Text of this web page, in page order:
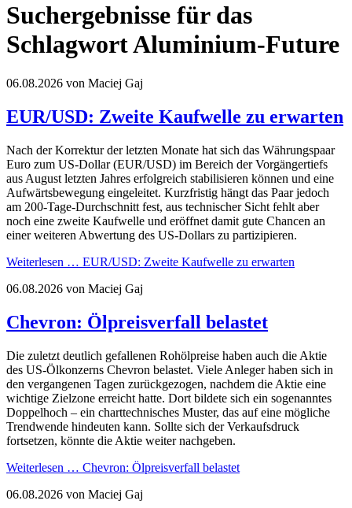
Suchergebnisse für das
Schlagwort Aluminium-Future
06.08.2026 von Maciej Gaj
EUR/USD: Zweite Kaufwelle zu erwarten
Nach der Korrektur der letzten Monate hat sich das Währungspaar
Euro zum US-Dollar (EUR/USD) im Bereich der Vorgängertiefs
aus August letzten Jahres erfolgreich stabilisieren können und eine
Aufwärtsbewegung eingeleitet. Kurzfristig hängt das Paar jedoch
am 200-Tage-Durchschnitt fest, aus technischer Sicht fehlt aber
noch eine zweite Kaufwelle und eröffnet damit gute Chancen an
einer weiteren Abwertung des US-Dollars zu partizipieren.
Weiterlesen … EUR/USD: Zweite Kaufwelle zu erwarten
06.08.2026 von Maciej Gaj
Chevron: Ölpreisverfall belastet
Die zuletzt deutlich gefallenen Rohölpreise haben auch die Aktie
des US-Ölkonzerns Chevron belastet. Viele Anleger haben sich in
den vergangenen Tagen zurückgezogen, nachdem die Aktie eine
wichtige Zielzone erreicht hatte. Dort bildete sich ein sogenanntes
Doppelhoch – ein charttechnisches Muster, das auf eine mögliche
Trendwende hindeuten kann. Sollte sich der Verkaufsdruck
fortsetzen, könnte die Aktie weiter nachgeben.
Weiterlesen … Chevron: Ölpreisverfall belastet
06.08.2026 von Maciej Gaj